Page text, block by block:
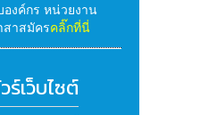
องค์กร หน่วยงาน
สาสมัครคลิ๊กที่นี่
ร์เว็บไซต์